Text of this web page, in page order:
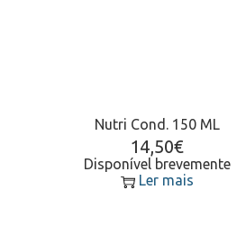
Nutri Cond. 150 ML
14,50€
Disponível brevemente
Ler mais